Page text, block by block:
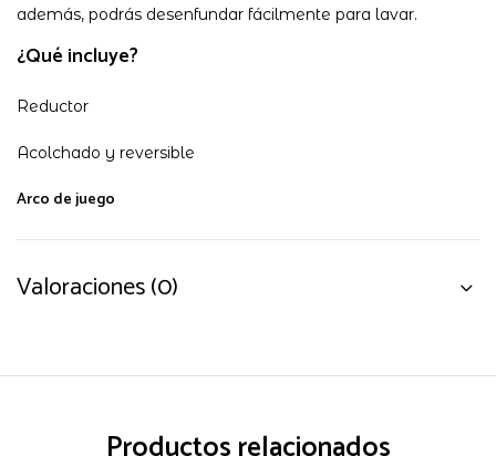
además, podrás desenfundar fácilmente para lavar.
¿Qué incluye?
Reductor
Acolchado y reversible
Arco de juego
Valoraciones (0)